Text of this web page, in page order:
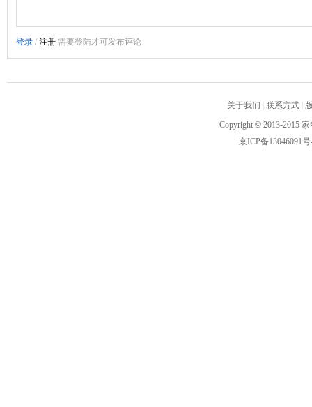
关于我们 联系方式
Copyright © 2013-2015
京ICP备13046091号